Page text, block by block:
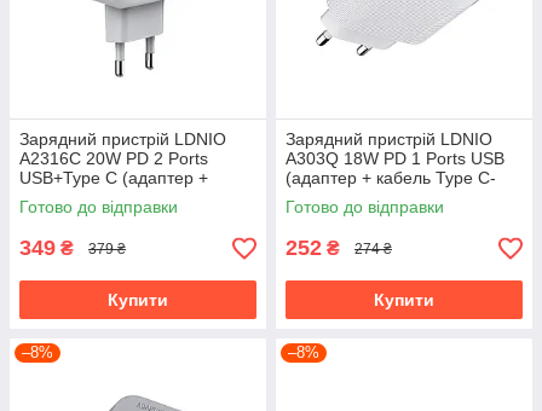
Зарядний пристрій LDNIO
A2316C 20W PD 2 Ports
USB+Type C (адаптер +
кабель USB-Type C)
Готово до відправки
349 ₴ 379 ₴
Купити
Зарядний пристрій LDNIO
A303Q 18W PD 1 Ports USB
(адаптер + кабель Type C-
Lightining)
Готово до відправки
252 ₴ 274 ₴
Купити
–8% –8%